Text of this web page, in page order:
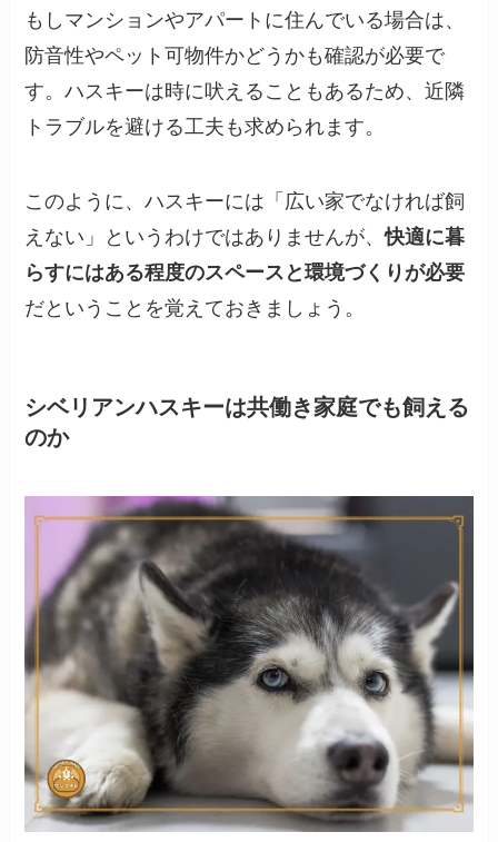
もしマンションやアパートに住んでいる場合は、
防音性やペット可物件かどうかも確認が必要で
す。ハスキーは時に吠えることもあるため、近隣
トラブルを避ける工夫も求められます。
このように、ハスキーには「広い家でなければ飼
えない」というわけではありませんが、快適に暮
らすにはある程度のスペースと環境づくりが必要
だということを覚えておきましょう。
シベリアンハスキーは共働き家庭でも飼える
のか